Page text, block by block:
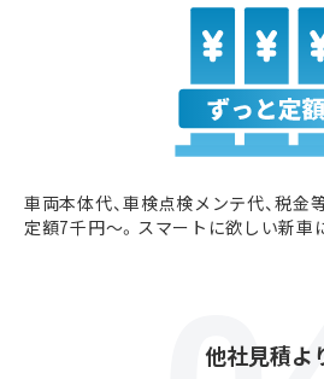
車両本体代、車検点検メンテ代、税金
定額7千円〜。スマートに欲しい新車
他社見積よ